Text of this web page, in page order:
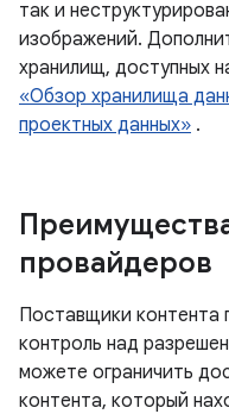
так и
изображений.
хранилищ, доступных
«Обзор хранилища
проектных данных» .
провайдеров
Поставщики контента
контроль над
можете ограничить
контента, который